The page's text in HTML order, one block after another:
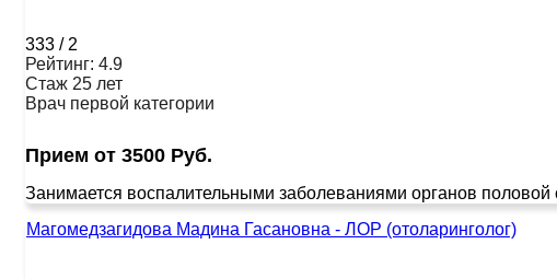
333 / 2
Рейтинг: 4.9
Стаж 25 лет
Врач первой категории
Прием от 3500 Руб.
Занимается воспалительными заболеваниями органов
Магомедзагидова Мадина Гасановна - ЛОР (отоларинголог)